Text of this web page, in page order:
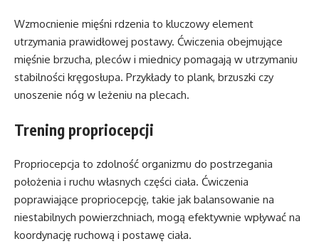
Wzmocnienie mięśni rdzenia to kluczowy element
utrzymania prawidłowej postawy. Ćwiczenia obejmujące
mięśnie brzucha, pleców i miednicy pomagają w utrzymaniu
stabilności kręgosłupa. Przykłady to plank, brzuszki czy
unoszenie nóg w leżeniu na plecach.
Trening propriocepcji
Propriocepcja to zdolność organizmu do postrzegania
położenia i ruchu własnych części ciała. Ćwiczenia
poprawiające propriocepcję, takie jak balansowanie na
niestabilnych powierzchniach, mogą efektywnie wpływać na
koordynację ruchową i postawę ciała.